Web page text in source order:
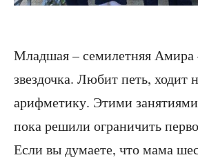
Младшая – семилетняя Амира
звездочка. Любит петь, ходит
арифметику. Этими
пока решили ограничить
Если вы думаете, что мама